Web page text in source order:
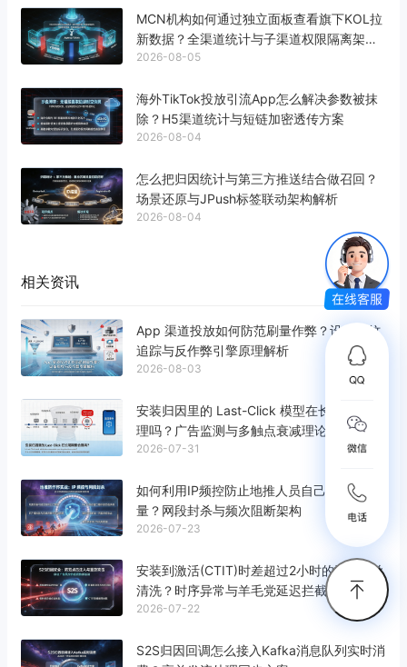
MCN机构如何通过独立面板查看旗下KOL拉
新数据？全渠道统计与子渠道权限隔离架构
解析
2026-08-05
海外TikTok投放引流App怎么解决参数被抹
除？H5渠道统计与短链加密透传方案
2026-08-04
怎么把归因统计与第三方推送结合做召回？
场景还原与JPush标签联动架构解析
2026-08-04
相关资讯
App 渠道投放如何防范刷量作弊？设备指纹
追踪与反作弊引擎原理解析
2026-08-03
安装归因里的 Last-Click 模型在长周期里合
理吗？广告监测与多触点衰减理论解析
2026-07-31
如何利用IP频控防止地推人员自己刷激活
量？网段封杀与频次阻断架构
2026-07-23
安装到激活(CTIT)时差超过2小时的流量怎么
清洗？时序异常与羊毛党延迟拦截解析
2026-07-22
S2S归因回调怎么接入Kafka消息队列实时消